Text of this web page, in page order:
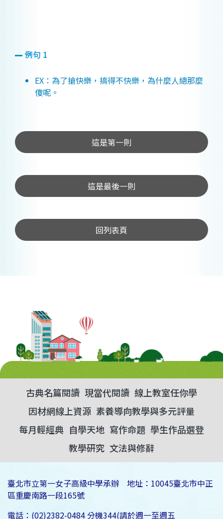
例句 1
EX：為了搶快樂，搞得不快樂，為什麼人總那麼
傻呢。
這是第一則
這是最後一則
回列表頁
古典名篇閱讀 現當代閱讀 線上教室任你學
因材網線上資源 素養導向教學與多元評量
每月輕經典 自學天地 寫作命題 學生作品選登
教學研究 文法與修辭
臺北市立第一女子高級中學承辦 地址：10045臺北市中正
區重慶南路一段165號
電話：(02)2382-0484 分機344(請於週一至週五